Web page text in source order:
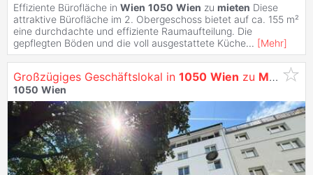
Effiziente Bürofläche in Wien 1050 Wien zu mieten Diese
attraktive Bürofläche im 2. Obergeschoss bietet auf ca. 155 m²
eine durchdachte und effiziente Raumaufteilung. Die
gepflegten Böden und die voll ausgestattete Küche... [Mehr]
Großzügiges Geschäftslokal in 1050 Wien zu Mieten
1050 Wien